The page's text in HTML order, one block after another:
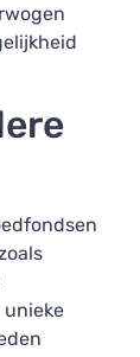
unieke